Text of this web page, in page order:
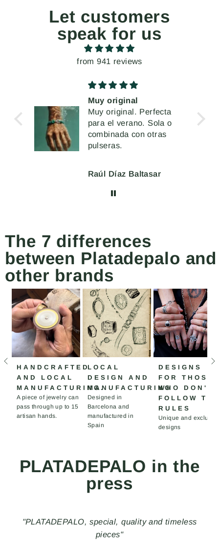
Let customers
speak for us
from 941 reviews
Muy original. Perfecta
para el verano. Sola o
combinada con otras
vez muy
Me han
The 7 differences
between Platadepalo and
other brands
HANDCRAFTED
AND LOCAL
MANUFACTURING.
A piece of jewelry can
pass through up to 15
artisan hands.
LOCAL
DESIGN AND
MANUFACTURING
Designed in
Barcelona and
manufactured in
Spain
DESIGNS
FOR THOSE
WHO DON'T
FOLLOW
RULES
Unique and
designs
PLATADEPALO in the
press
"PLATADEPALO, special, quality and timeless
pieces"